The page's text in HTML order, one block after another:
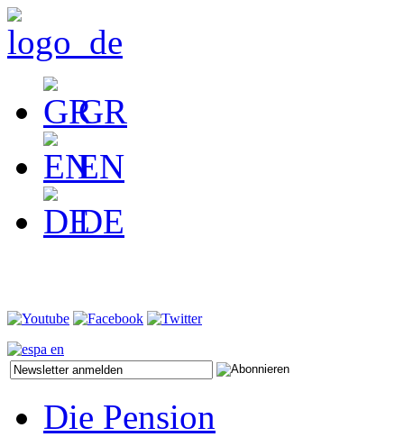
GR
EN
DE
Die Pension